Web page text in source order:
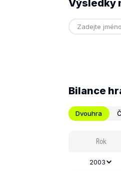
Výsledky
Bilance
Dvouhra
Rok
2003